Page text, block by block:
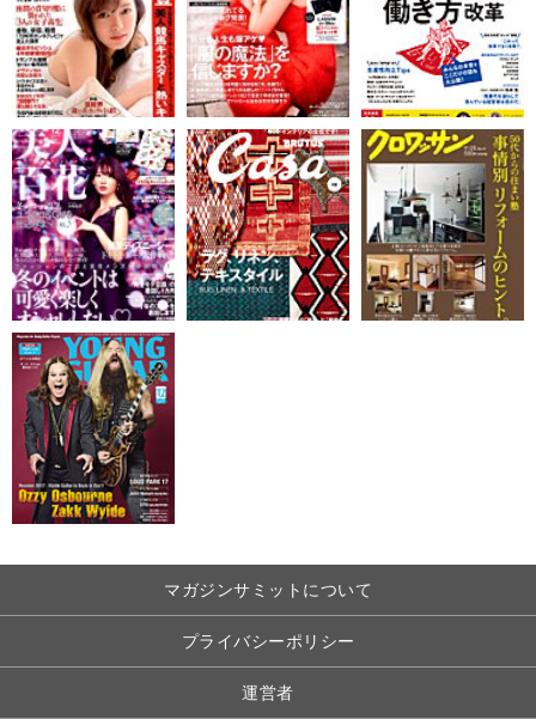
マガジンサミットについて
プライバシーポリシー
運営者